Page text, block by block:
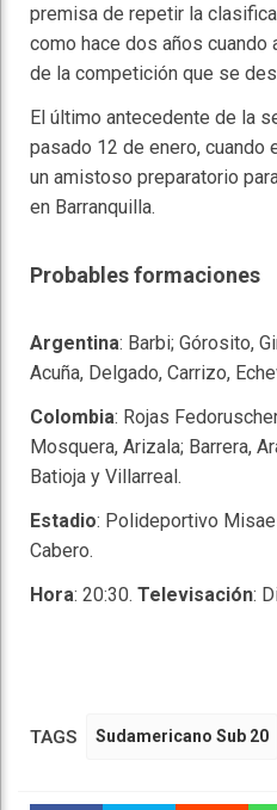
premisa de repetir la
como hace dos años cuando
de la competición que se
El último antecedente de la
pasado 12 de enero, cuando
un amistoso preparatorio
en Barranquilla.
Probables formaciones
Argentina: Barbi; Górosito,
Acuña, Delgado, Carrizo,
Colombia: Rojas
Mosquera, Arizala; Barrera,
Batioja y Villarreal.
Estadio: Polideportivo
Cabero.
Hora: 20:30. Televisación:
TAGS Sudamericano Sub 20